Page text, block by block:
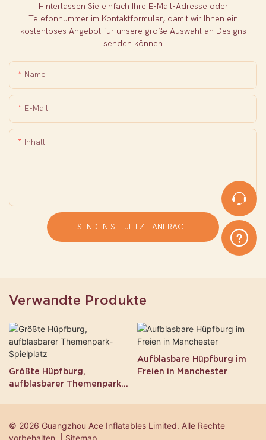
Hinterlassen Sie einfach Ihre E-Mail-Adresse oder
Telefonnummer im Kontaktformular, damit wir Ihnen ein
kostenloses Angebot für unsere große Auswahl an Designs
senden können
Name
E-Mail
Inhalt
SENDEN SIE JETZT ANFRAGE
Verwandte Produkte
Größte Hüpfburg,
aufblasbarer Themenpark-
Aufblasbare Hüpfburg im
Freien in Manchester
© 2026 Guangzhou Ace Inflatables Limited. Alle Rechte